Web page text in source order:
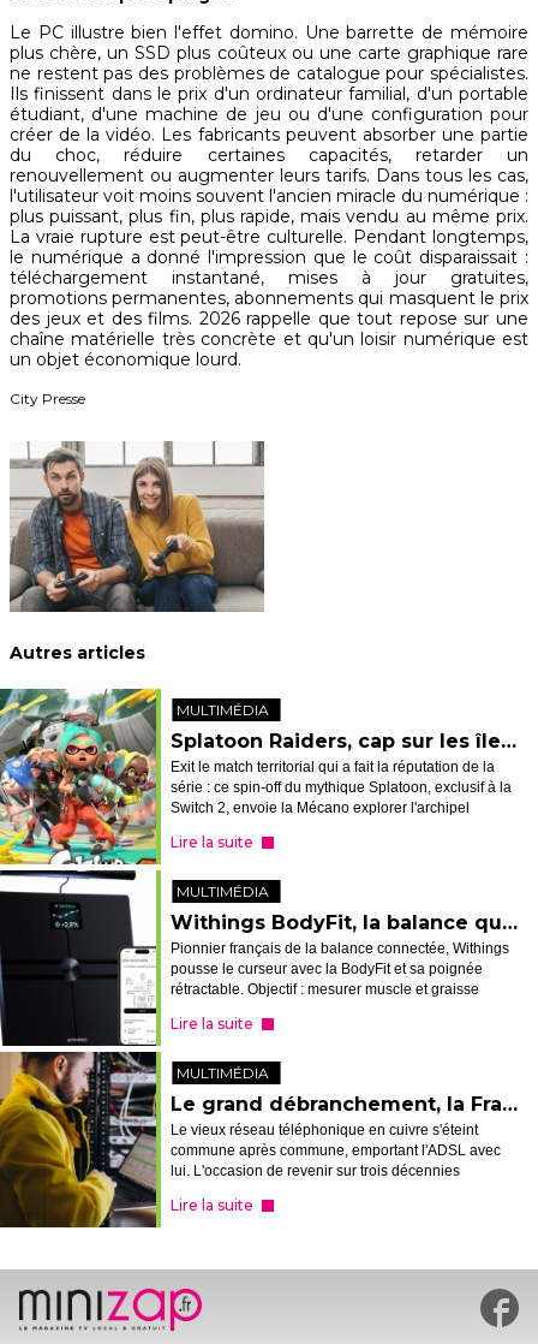
Le PC illustre bien l'effet domino. Une barrette de mémoire
plus chère, un SSD plus coûteux ou une carte graphique rare
ne restent pas des problèmes de catalogue pour spécialistes.
Ils finissent dans le prix d'un ordinateur familial, d'un portable
étudiant, d'une machine de jeu ou d'une configuration pour
créer de la vidéo. Les fabricants peuvent absorber une partie
du choc, réduire certaines capacités, retarder un
renouvellement ou augmenter leurs tarifs. Dans tous les cas,
l'utilisateur voit moins souvent l'ancien miracle du numérique :
plus puissant, plus fin, plus rapide, mais vendu au même prix.
La vraie rupture est peut-être culturelle. Pendant longtemps,
le numérique a donné l'impression que le coût disparaissait :
téléchargement instantané, mises à jour gratuites,
promotions permanentes, abonnements qui masquent le prix
des jeux et des films. 2026 rappelle que tout repose sur une
chaîne matérielle très concrète et qu'un loisir numérique est
un objet économique lourd.
City Presse
Autres articles
MULTIMÉDIA
Splatoon Raiders, cap sur les îles avec Tridenfer
Exit le match territorial qui a fait la réputation de la
série : ce spin-off du mythique Splatoon, exclusif à la
Switch 2, envoie la Mécano explorer l'archipel
raids jouables seu...
Lire la suite
MULTIMÉDIA
Withings BodyFit, la balance qui scanne le corps entier
Pionnier français de la balance connectée, Withings
pousse le curseur avec la BodyFit et sa poignée
rétractable. Objectif : mesurer muscle et graisse
seulement. Une promesse séduisante, à con...
Lire la suite
MULTIMÉDIA
Le grand débranchement, la France met fin à son vieux réseau ADSL
Le vieux réseau téléphonique en cuivre s'éteint
commune après commune, emportant l'ADSL avec
lui. L'occasion de revenir sur trois décennies
la fibre, et de comprendre ce qui atten...
Lire la suite